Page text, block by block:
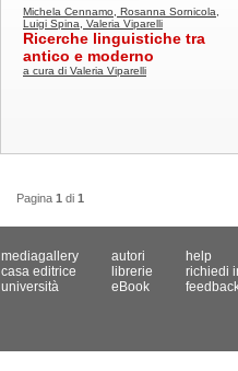
Michela Cennamo, Rosanna Sornicola,
Luigi Spina, Valeria Viparelli
Ricerche linguistiche tra
antico e moderno
a cura di Valeria Viparelli
Pagina 1 di 1
mediagallery
casa editrice
università
autori
librerie
eBook
help
richiedi